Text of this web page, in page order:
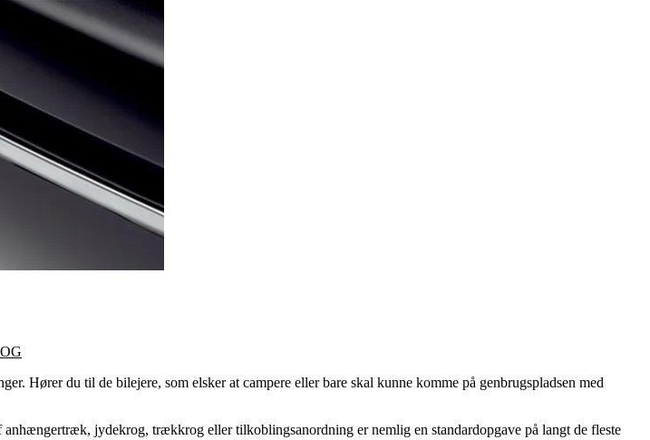
Hører du til de bilejere, som elsker at campere eller bare skal kunne komme på genbrugspladsen med
anhængertræk, jydekrog, trækkrog eller tilkoblingsanordning er nemlig en standardopgave på langt de fleste